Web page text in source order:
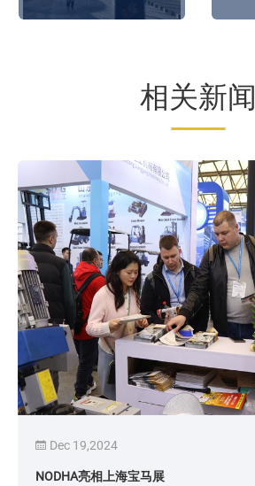
SCHNEIDEN 结束，EMO 开
相关新闻
Dec 19,2024
NODHA亮相上海宝马展